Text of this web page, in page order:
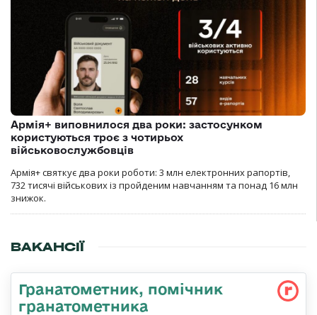
Армія+ виповнилося два роки: застосунком
користуються троє з чотирьох
військовослужбовців
Армія+ святкує два роки роботи: 3 млн електронних рапортів,
732 тисячі військових із пройденим навчанням та понад 16 млн
знижок.
ВАКАНСІЇ
Гранатометник, помічник
гранатометника